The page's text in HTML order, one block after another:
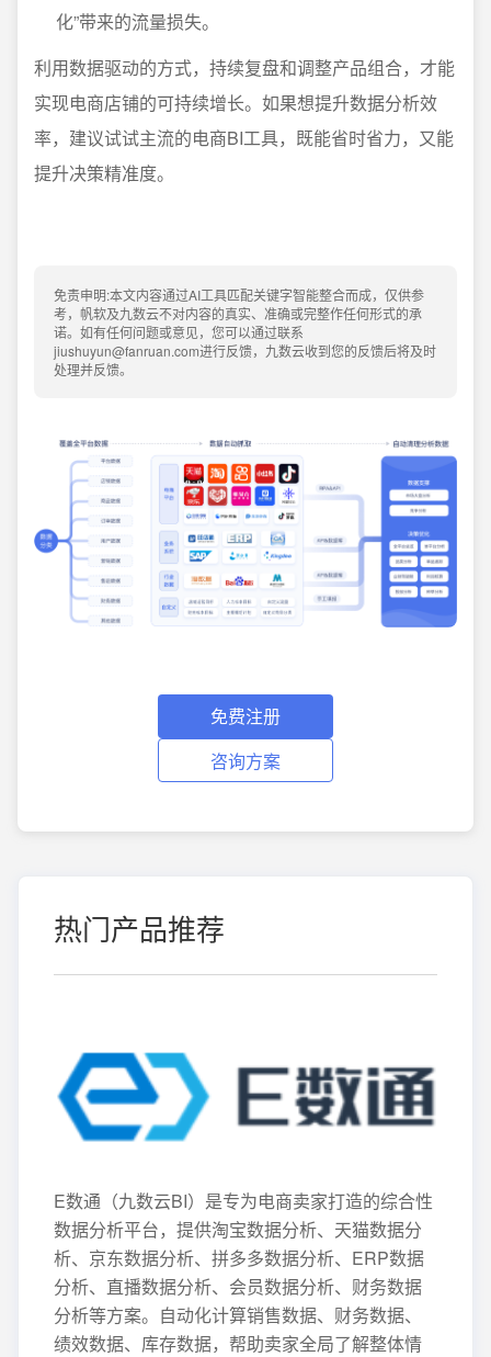
化”带来的流量损失。
利用数据驱动的方式，持续复盘和调整产品组合，才能
实现电商店铺的可持续增长。如果想提升数据分析效
率，建议试试主流的电商BI工具，既能省时省力，又能
提升决策精准度。
免责申明:本文内容通过AI工具匹配关键字智能整合而成，仅供参
考，帆软及九数云不对内容的真实、准确或完整作任何形式的承
诺。如有任何问题或意见，您可以通过联系
jiushuyun@fanruan.com进行反馈，九数云收到您的反馈后将及时
处理并反馈。
免费注册
咨询方案
热门产品推荐
E数通（九数云BI）是专为电商卖家打造的综合性
数据分析平台，提供淘宝数据分析、天猫数据分
析、京东数据分析、拼多多数据分析、ERP数据
分析、直播数据分析、会员数据分析、财务数据
分析等方案。自动化计算销售数据、财务数据、
绩效数据、库存数据，帮助卖家全局了解整体情